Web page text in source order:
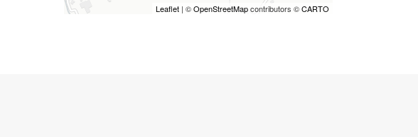
Leaflet | ©OpenStreetMapcontributors ©CARTO